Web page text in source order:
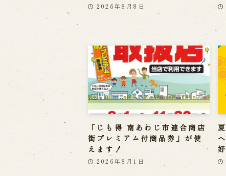
2026年8月8日
「じも得 南あわじ市連合商店
街プレミアム付商品券」が使
えます！
2026年8月1日